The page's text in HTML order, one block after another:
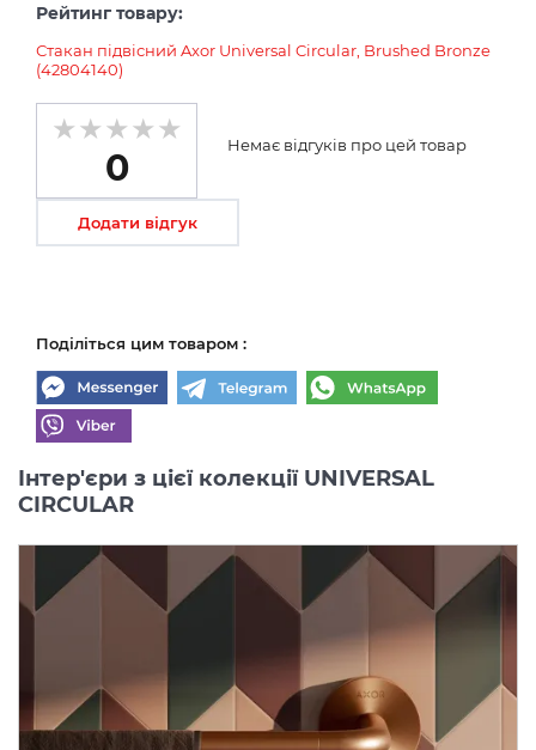
Рейтинг товару:
Стакан підвісний Axor Universal Circular, Brushed Bronze
(42804140)
0
Немає відгуків про цей товар
Додати відгук
Поділіться цим товаром :
Інтер'єри з цієї колекції UNIVERSAL
CIRCULAR